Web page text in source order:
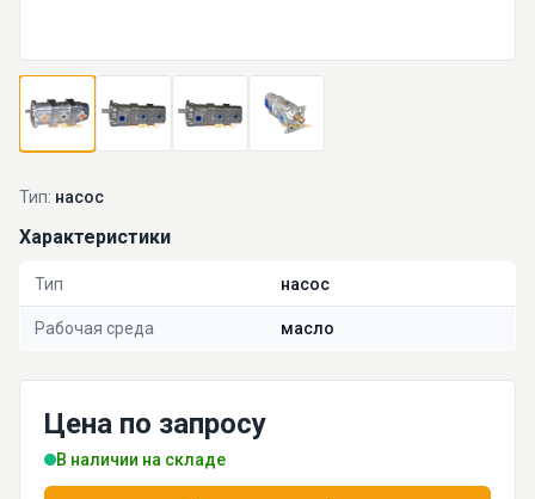
Тип: насос
Характеристики
Тип насос
Рабочая среда масло
Цена по запросу
В наличии на складе